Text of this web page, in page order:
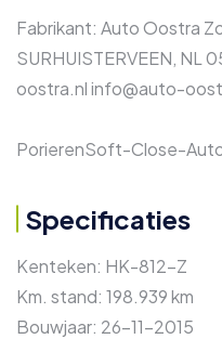
Fabrikant: Auto Oostra
SURHUISTERVEEN,
oostra.nl info@auto-
PorierenSoft-Close-
Specificaties
Kenteken: HK-812-Z
Km. stand: 198.939 km
Bouwjaar: 26-11-2015